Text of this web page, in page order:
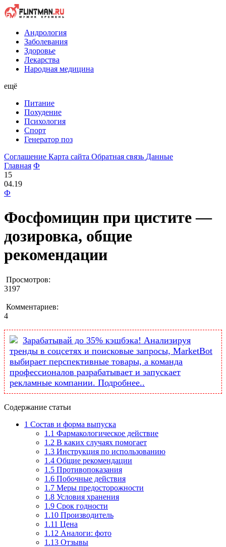
Андрология
Заболевания
Здоровье
Лекарства
Народная медицина
ещё
Питание
Похудение
Психология
Спорт
Генератор поз
Соглашение Карта сайта Обратная связь Данные
Главная Ф
15
04.19
Ф
Фосфомицин при цистите —
дозировка, общие
рекомендации
Просмотров:
3197
Комментариев:
4
Зарабатывай до 35% кэшбэка! Анализируя
тренды в соцсетях и поисковые запросы, MarketBоt
выбирает перспективные товары, а команда
профессионалов разрабатывает и запускает
рекламные компании. Подробнее..
Содержание статьи
1 Состав и форма выпуска
1.1 Фармакологическое действие
1.2 В каких случаях помогает
1.3 Инструкция по использованию
1.4 Общие рекомендации
1.5 Противопоказания
1.6 Побочные действия
1.7 Меры предосторожности
1.8 Условия хранения
1.9 Срок годности
1.10 Производитель
1.11 Цена
1.12 Аналоги: фото
1.13 Отзывы